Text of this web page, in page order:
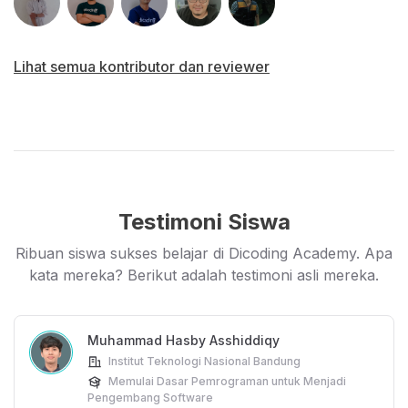
Semua modul telah diverifikasi langsung oleh Google
relevan dan sesuai dengan kebutuhan industri digital
Lihat semua kontributor dan reviewer
Testimoni Siswa
Ribuan siswa sukses belajar di Dicoding Academy. Apa
kata mereka? Berikut adalah testimoni asli mereka.
Muhammad Hasby Asshiddiqy
Institut Teknologi Nasional Bandung
Memulai Dasar Pemrograman untuk Menjadi
Pengembang Software